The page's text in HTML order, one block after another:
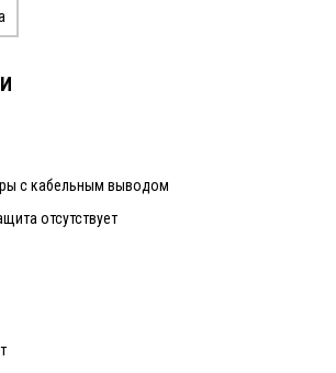
с кабельным выводом
отсутствует